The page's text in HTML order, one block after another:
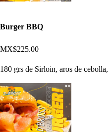
Burger BBQ
MX$225.00
180 grs de Sirloin, aros de